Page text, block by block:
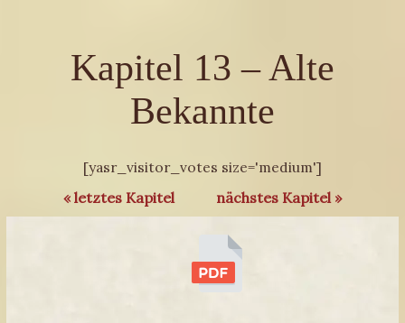
Kapitel 13 – Alte
Bekannte
[yasr_visitor_votes size='medium']
« letztes Kapitel
nächstes Kapitel »